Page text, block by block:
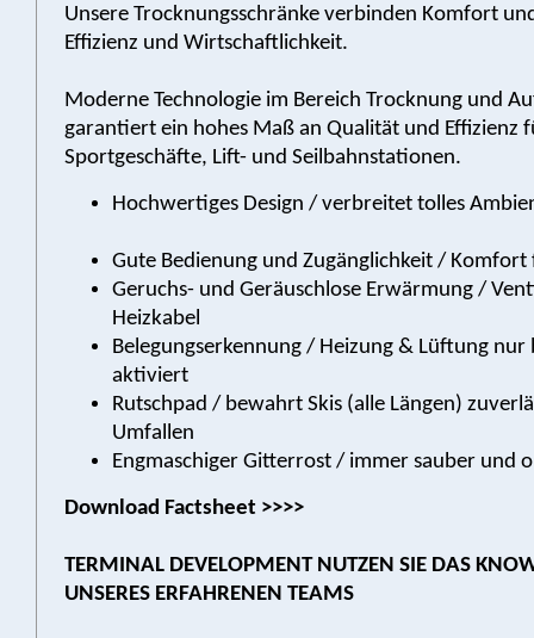
Unsere Trocknungsschränke verbinden Komfort
Effizienz und Wirtschaftlichkeit.
Moderne Technologie im Bereich Trocknung und
garantiert ein hohes Maß an Qualität und Effizienz
Sportgeschäfte, Lift- und Seilbahnstationen.
Hochwertiges Design / verbreitet tolles
Gute Bedienung und Zugänglichkeit / Komfort
Geruchs- und Geräuschlose Erwärmung /
Heizkabel
Belegungserkennung / Heizung & Lüftung nur
aktiviert
Rutschpad / bewahrt Skis (alle Längen)
Umfallen
Engmaschiger Gitterrost / immer sauber und
Download Factsheet >>>>
TERMINAL DEVELOPMENT NUTZEN SIE DAS
UNSERES ERFAHRENEN TEAMS